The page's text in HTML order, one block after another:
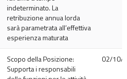
indeterminato. La
retribuzione annua lorda
sarà parametrata all’effettiva
esperienza maturata
Scopo della Posizione:
Supporta i responsabili
02/10/